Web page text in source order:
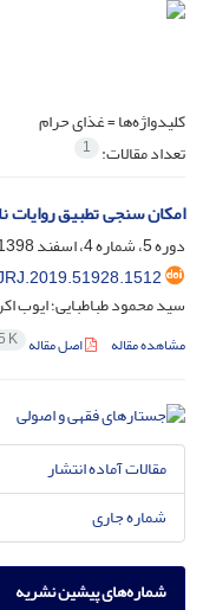
کلیدواژه‌ها =غذای حرام
تعداد مقالات: 1
امکان سنجی تطبیق روایات
دوره 5، شماره 4، اسفند 1398، صفحه
سید محمود طباطبایی؛ ایوب
مشاهده مقاله اصل مقاله K
مقالات آماده انتشار
شماره جاری
شماره‌های پیشین نشریه